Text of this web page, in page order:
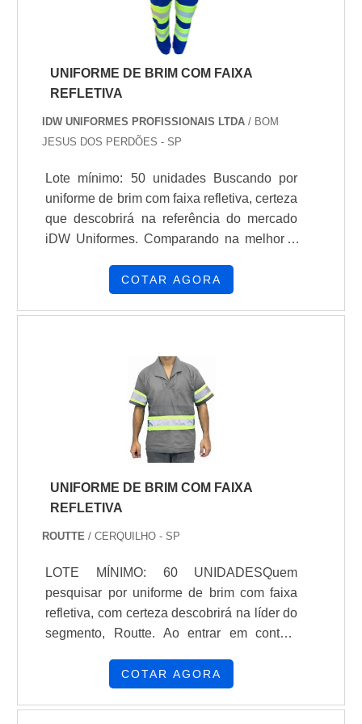
UNIFORME DE BRIM COM FAIXA
REFLETIVA
IDW UNIFORMES PROFISSIONAIS LTDA/ BOM
JESUS DOS PERDÕES - SP
Lote mínimo: 50 unidades Buscando por
uniforme de brim com faixa refletiva, certeza
que descobrirá na referência do mercado
iDW Uniformes. Comparando na melhor e
competente do ramo. Quando o tema é
profissionais especializados da iDW
no prazo de entrega. DETALHES SOBRE
UNIFORME DE BRIM COM FAIXA
REFLETIVA Há muitas manei...
COTAR AGORA
UNIFORME DE BRIM COM FAIXA
REFLETIVA
ROUTTE/ CERQUILHO - SP
LOTE MÍNIMO: 60 UNIDADESQuem
pesquisar por uniforme de brim com faixa
refletiva, com certeza descobrirá na líder do
segmento, Routte. Ao entrar em contato
ramo, o cliente receberá um suporte
sobre o produto a ser
COTAR AGORA